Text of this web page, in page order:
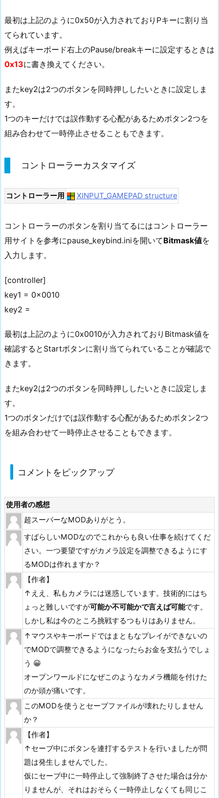
最初は上記のように0x50が入力されておりPキーに割り当
てられています。
例えばキーボード右上のPause/breakキーに設定するときは
0x13に書き換えてください。
またkey2は2つのボタンを同時押ししたいときに設定しま
す。
1つのキーだけでは誤作動する心配があるためボタン2つを
組み合わせて一時停止させることもできます。
コントローラーカスタマイズ
コントローラー用 XINPUT_GAMEPAD structure
コントローラーのボタンを割り当てるにはコントローラー
用サイトを参考にpause_keybind.iniを開いてBitmask値を
入力します。
[controller]
key1 = 0x0010
key2 =
最初は上記のように0x0010が入力されておりBitmask値を
確認するとStartボタンに割り当てられていることが確認で
きます。
またkey2は2つのボタンを同時押ししたいときに設定しま
す。
1つのボタンだけでは誤作動する心配があるためボタン2つ
を組み合わせて一時停止させることもできます。
コメントをピックアップ
使用者の感想
超スーパーなMODありがとう。
すばらしいMODなのでこれからも良い仕事を続けてくだ
さい。一つ要望ですがカメラ設定を調整できるようにす
るMODは作れますか？
【作者】
↑ええ、私もカメラには迷惑しています。技術的にはち
ょっと難しいですが可能か不可能かで言えば可能です。
しかし私は今のところ挑戦するつもりはありません。
↑マウスやキーボードではまともなプレイができないの
でMODで調整できるようになったらお金を支払うでしょ
う 😀
オープンワールドになぜこのようなカメラ機能を付けた
のか頭が痛いです。
このMODを使うとセーブファイルが壊れたりしません
か？
【作者】
↑セーブ中にボタンを連打するテストを行いましたが問
題は発生しませんでした。
仮にセーブ中に一時停止して強制終了させた場合は分か
りませんが、それはおそらく一時停止しなくても同じこ